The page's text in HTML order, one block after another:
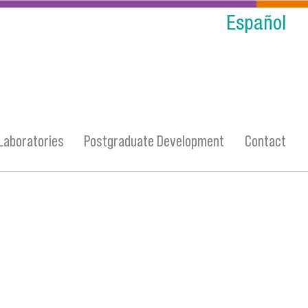
Español
Postgraduate Development Contact